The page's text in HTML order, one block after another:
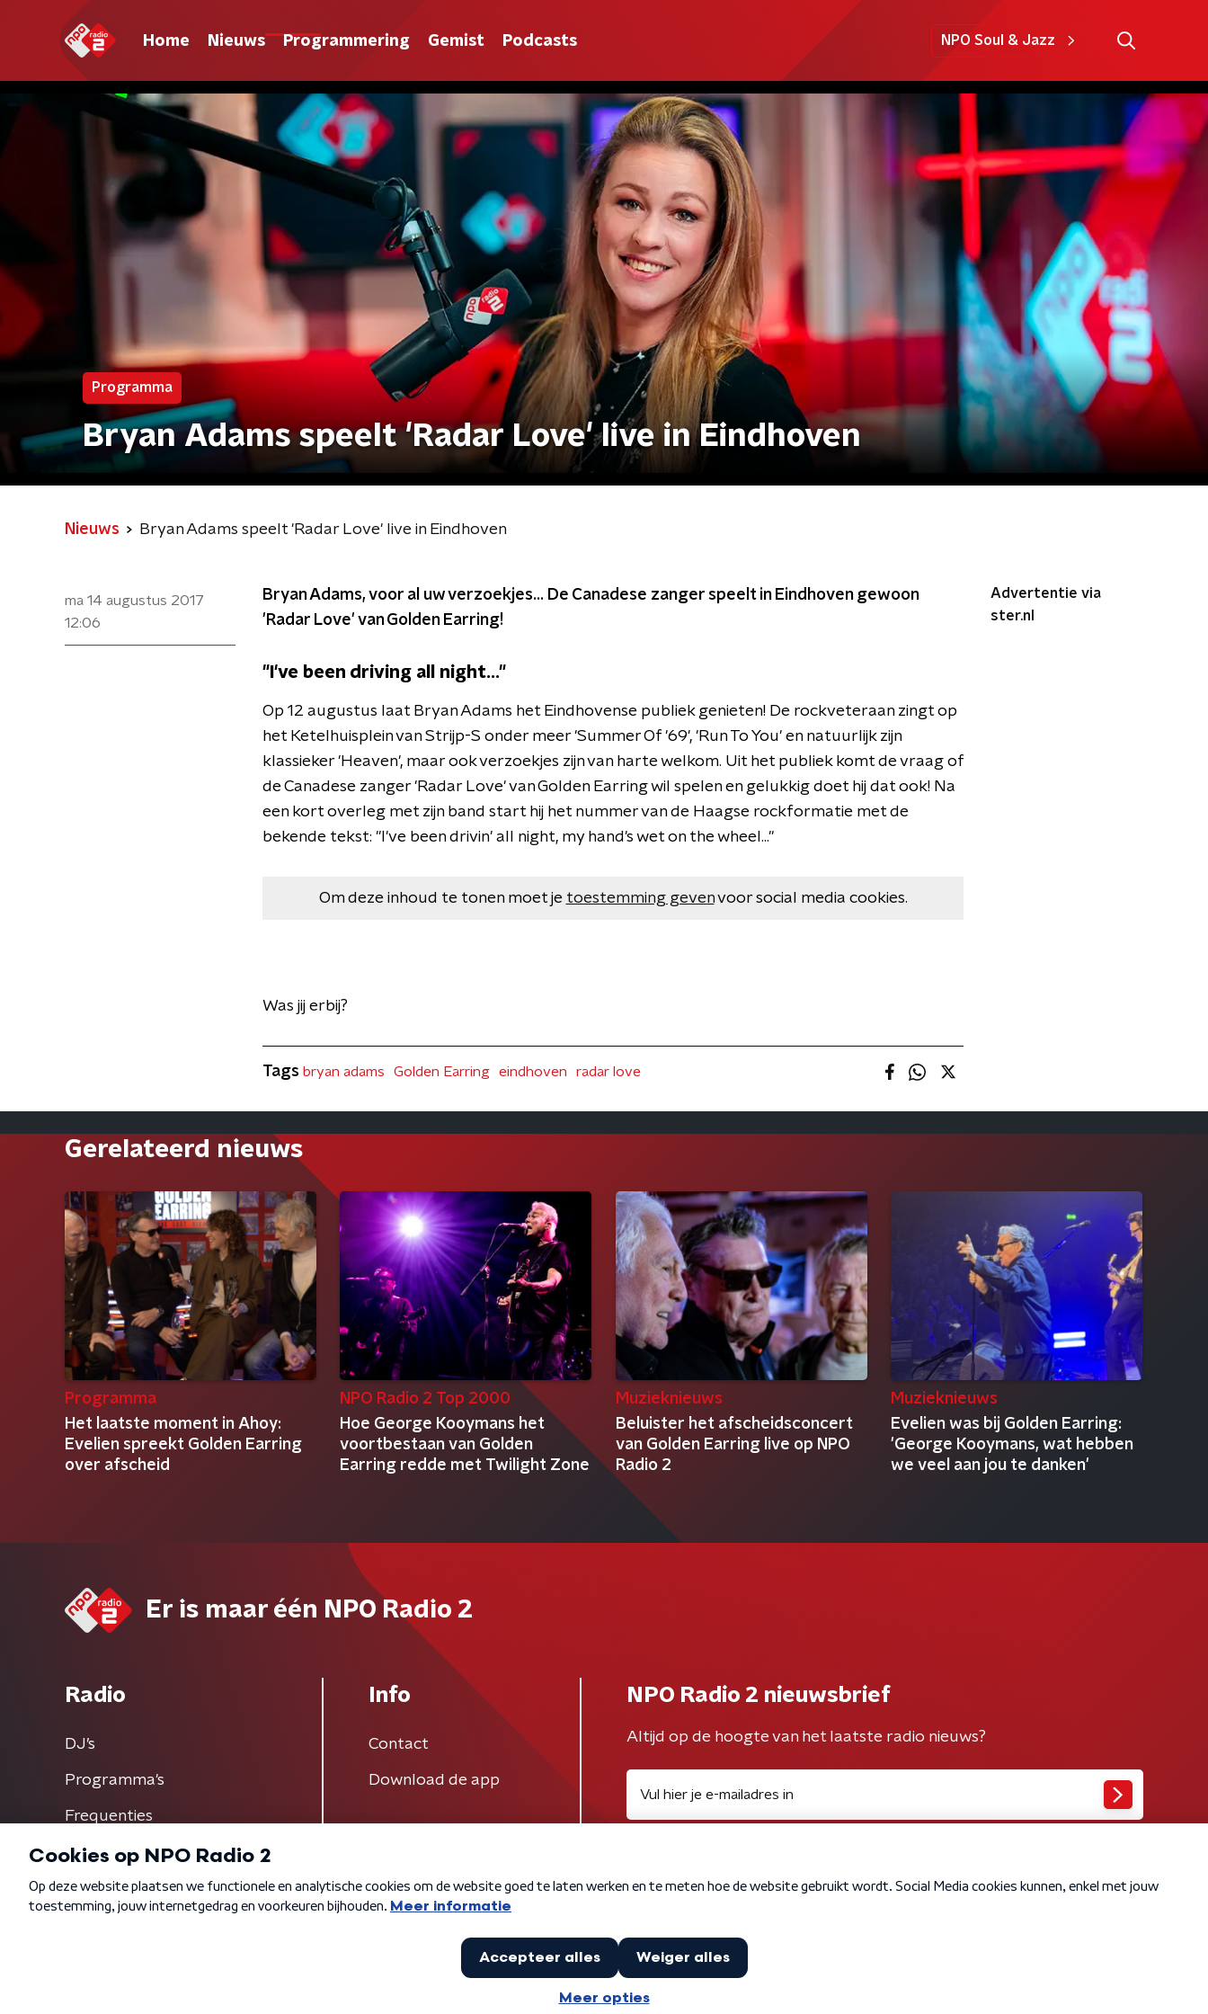
Home Nieuws Programmering Gemist Podcasts NPO Soul & Jazz
Programma
Bryan Adams speelt 'Radar Love' live in Eindhoven
Nieuws Bryan Adams speelt 'Radar Love' live in Eindhoven
ma 14 augustus 2017
12:06
Bryan Adams, voor al uw verzoekjes... De Canadese zanger speelt in Eindhoven gewoon
'Radar Love' van Golden Earring!
"I've been driving all night..."
Op 12 augustus laat Bryan Adams het Eindhovense publiek genieten! De rockveteraan zingt op
het Ketelhuisplein van Strijp-S onder meer 'Summer Of '69', 'Run To You' en natuurlijk zijn
klassieker 'Heaven', maar ook verzoekjes zijn van harte welkom. Uit het publiek komt de vraag of
de Canadese zanger 'Radar Love' van Golden Earring wil spelen en gelukkig doet hij dat ook! Na
een kort overleg met zijn band start hij het nummer van de Haagse rockformatie met de
bekende tekst: "I've been drivin' all night, my hand's wet on the wheel..."
Om deze inhoud te tonen moet je toestemming gevenvoor social media cookies.
Was jij erbij?
Advertentie via
ster.nl
Tags bryan adams Golden Earring eindhoven radar love
Gerelateerd nieuws
Programma
Het laatste moment in Ahoy:
Evelien spreekt Golden Earring
over afscheid
NPO Radio 2 Top 2000
Hoe George Kooymans het
voortbestaan van Golden
Earring redde met Twilight Zone
Muzieknieuws
Beluister het afscheidsconcert
van Golden Earring live op NPO
Radio 2
Muzieknieuws
Evelien was bij Golden Earring:
'George Kooymans, wat hebben
we veel aan jou te danken'
Er is maar één NPO Radio 2
Radio
DJ’s
Programma's
Frequenties
Info
Contact
Download de app
NPO Radio 2 nieuwsbrief
Altijd op de hoogte van het laatste radio nieuws?
Algemene voorwaarden Privacybeleid